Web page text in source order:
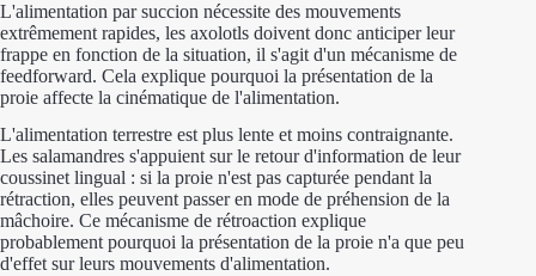
L'alimentation par succion nécessite des mouvements
extrêmement rapides, les axolotls doivent donc anticiper leur
frappe en fonction de la situation, il s'agit d'un mécanisme de
feedforward. Cela explique pourquoi la présentation de la
proie affecte la cinématique de l'alimentation.
L'alimentation terrestre est plus lente et moins contraignante.
Les salamandres s'appuient sur le retour d'information de leur
coussinet lingual : si la proie n'est pas capturée pendant la
rétraction, elles peuvent passer en mode de préhension de la
mâchoire. Ce mécanisme de rétroaction explique
probablement pourquoi la présentation de la proie n'a que peu
d'effet sur leurs mouvements d'alimentation.